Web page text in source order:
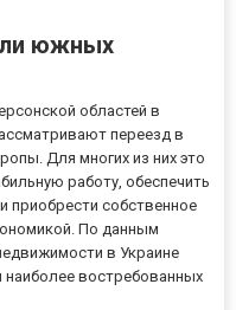
южных
областей в
переезд в
Для многих из них это
работу, обеспечить
приобрести собственное
По данным
в Украине
наиболее востребованных